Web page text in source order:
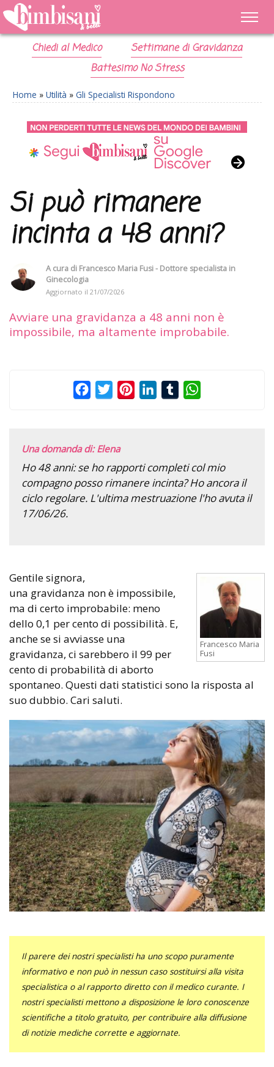
Chiedi al Medico
Settimane di Gravidanza
Battesimo No Stress
Home » Utilità » Gli Specialisti Rispondono
Si può rimanere
incinta a 48 anni?
A cura di Francesco Maria Fusi - Dottore specialista in
Ginecologia
Aggiornato il 21/07/2026
Avviare una gravidanza a 48 anni non è
impossibile, ma altamente improbabile.
FacebookTwitterPinterestLinkedInTumblr
Una domanda di: Elena
Ho 48 anni: se ho rapporti completi col mio
compagno posso rimanere incinta? Ho ancora il
ciclo regolare. L'ultima mestruazione l'ho avuta il
17/06/26.
Francesco Maria
Fusi
Gentile signora,
una gravidanza non è impossibile,
ma di certo improbabile: meno
dello 0,1 per cento di possibilità. E,
anche se si avviasse una
gravidanza, ci sarebbero il 99 per
cento di probabilità di aborto
spontaneo. Questi dati statistici sono la risposta al
suo dubbio. Cari saluti.
Il parere dei nostri specialisti ha uno scopo puramente
informativo e non può in nessun caso sostituirsi alla visita
specialistica o al rapporto diretto con il medico curante. I
nostri specialisti mettono a disposizione le loro conoscenze
scientifiche a titolo gratuito, per contribuire alla diffusione
di notizie mediche corrette e aggiornate.